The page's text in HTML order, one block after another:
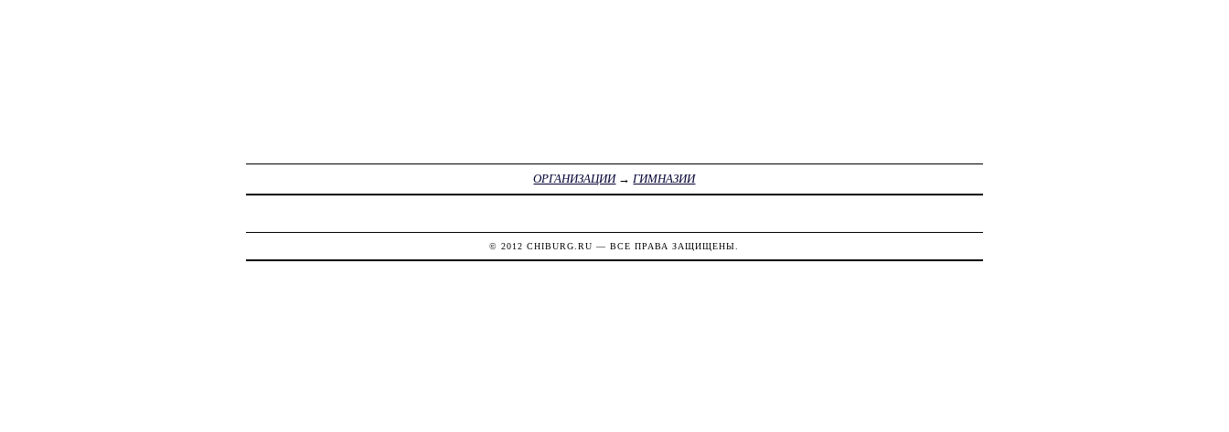
ОРГАНИЗАЦИИ→ГИМНАЗИИ
© 2012CHIBURG.RU — ВСЕ ПРАВА ЗАЩИЩЕНЫ.